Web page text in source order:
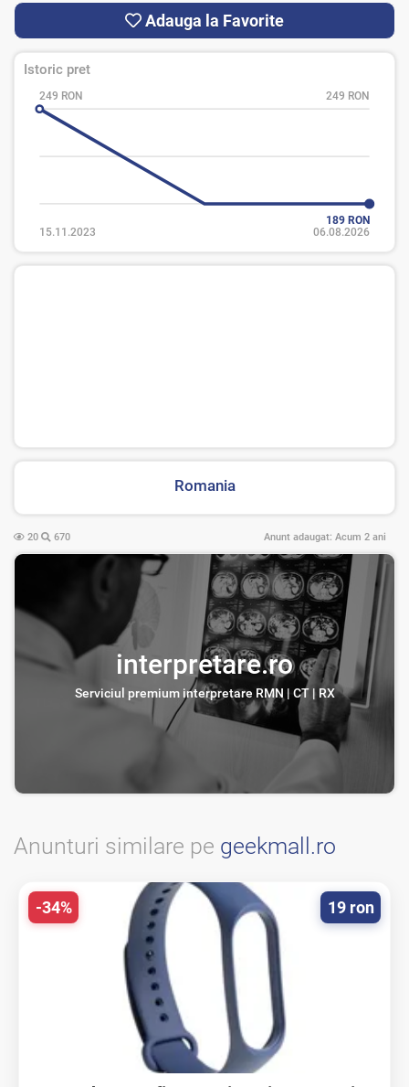
Adauga la Favorite
Istoric pret
249 RON 249 RON
189 RON
15.11.2023
06.08.2026
Romania
20 670 Anunt adaugat: Acum 2 ani
interpretare.ro
Serviciul premium interpretare RMN | CT | RX
Anunturi similare pe geekmall.ro
19 ron
-34%